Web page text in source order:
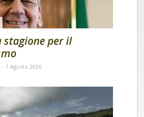
stagione per il
- 1 Agosto 2026